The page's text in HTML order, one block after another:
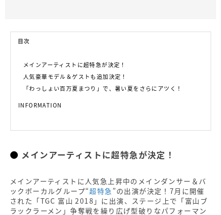
目次
メインアーティストに超特急が決定！
人気豪華モデル＆ゲストも追加決定！
「わっしょい百万夏まつり」で、暑い夏をさらにアツく！
INFORMATION
メインアーティストに超特急が決定！
メインアーティストに人気急上昇中のメインダンサー＆バ
ックボーカルグループ“超特急 ”の出演が決定！7月に開催
された「TGC 富山 2018」に出演、ステージ上で「富山ブ
ラックラーメン」争奪戦を繰り広げ型破りなパフォーマン